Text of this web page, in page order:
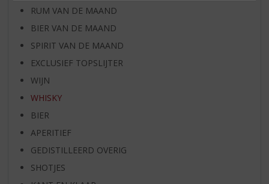
RUM VAN DE MAAND
BIER VAN DE MAAND
SPIRIT VAN DE MAAND
EXCLUSIEF TOPSLIJTER
WIJN
WHISKY
BIER
APERITIEF
GEDISTILLEERD OVERIG
SHOTJES